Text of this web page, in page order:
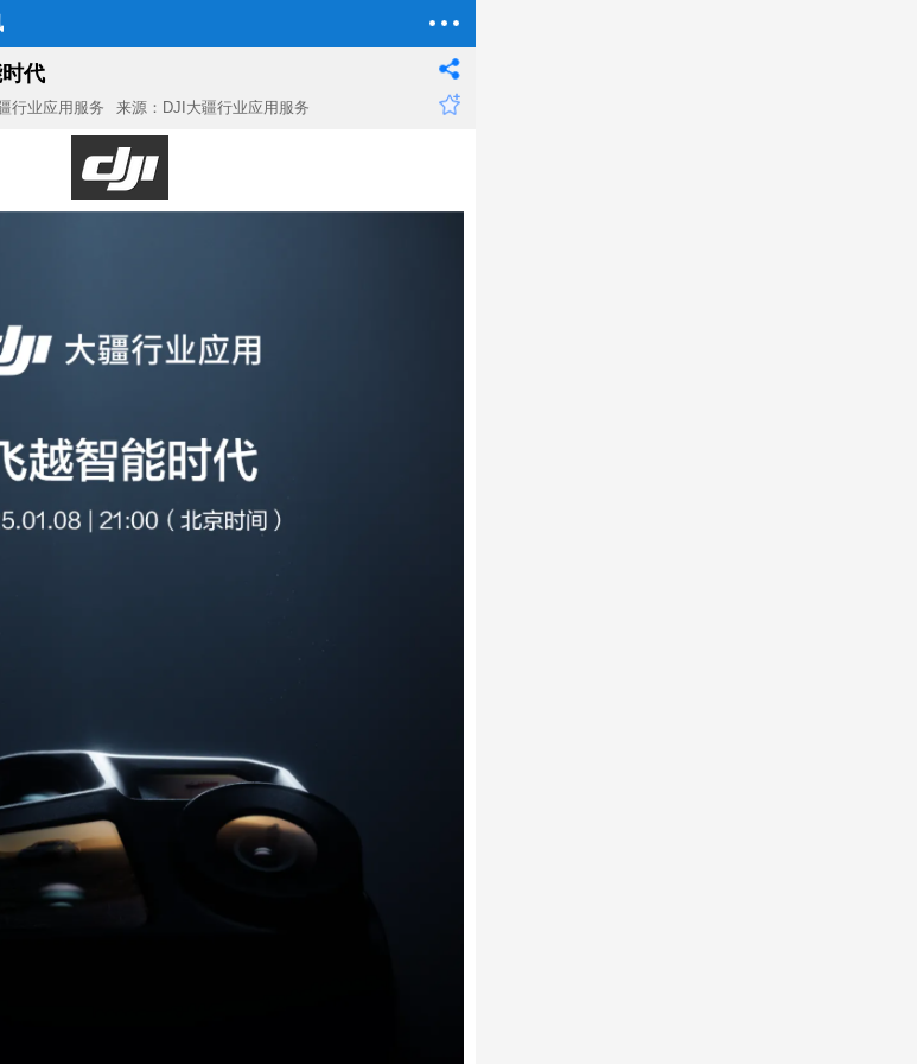
代
行业应用服务 来源：DJI大疆行业应用服务